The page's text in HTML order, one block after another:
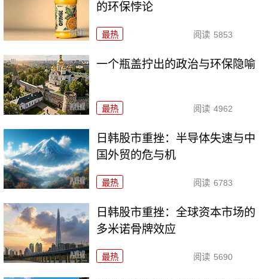
的环保悖论
最热 阅读 5853
一个瓶盖拧出的政治与环保隐喻
最热 阅读 4962
日韩股市重挫：半导体失速与中
国外贸的危与机
最热 阅读 6783
日韩股市重挫：全球资本市场的
多米诺骨牌效应
最热 阅读 5690